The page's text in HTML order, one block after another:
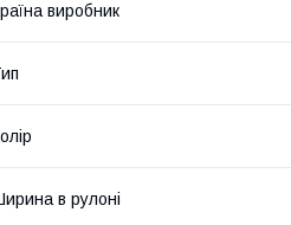
виробник
в рулоні